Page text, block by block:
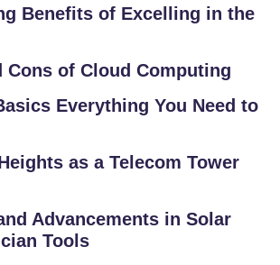
Benefits of Excelling in the
Cons of Cloud Computing
Everything You Need to
as a Telecom Tower
Advancements in Solar
Tools